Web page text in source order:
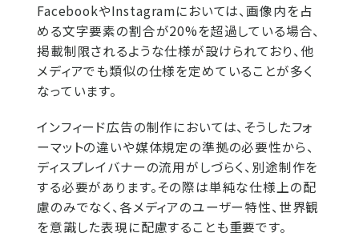
FacebookやInstagramにおいては、画像内を占
める文字要素の割合が20%を超過している場合、
掲載制限されるような仕様が設けられており、他
メディアでも類似の仕様を定めていることが多く
なっています。
インフィード広告の制作においては、そうしたフォ
ーマットの違いや媒体規定の準拠の必要性から、
ディスプレイバナーの流用がしづらく、別途制作を
する必要があります。その際は単純な仕様上の配
慮のみでなく、各メディアのユーザー特性、世界観
を意識した表現に配慮することも重要です。